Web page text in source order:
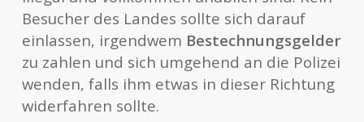
Besucher des Landes sollte sich darauf
einlassen, irgendwem Bestechnungsgelder
zu zahlen und sich umgehend an die Polizei
wenden, falls ihm etwas in dieser Richtung
widerfahren sollte.